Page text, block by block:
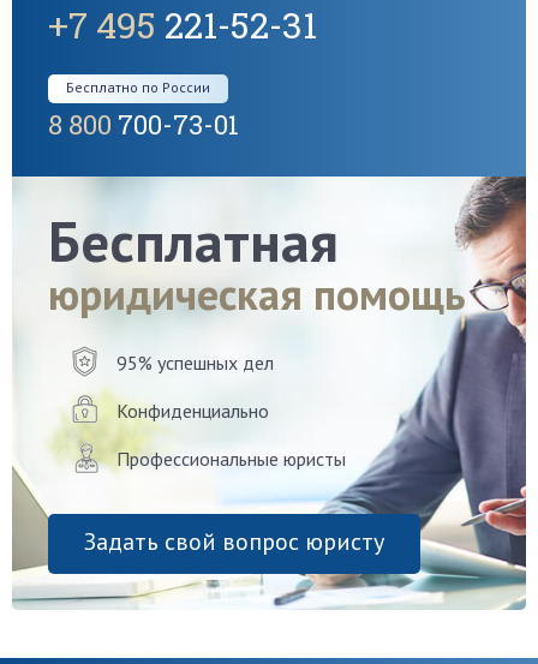
+7 495 221-52-31
Бесплатно по России
8 800 700-73-01
Бесплатная
юридическая помощь
95% успешных дел
Конфиденциально
Профессиональные юристы
Задать свой вопрос юристу